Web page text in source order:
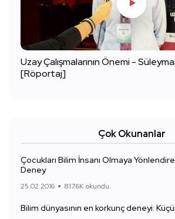
Uzay Çalışmalarının Önemi -
[Röportaj]
Çok Okunanlar
Çocukları Bilim İnsanı Olmaya
Deney
25.02.2016 817.6K okundu.
Bilim dünyasının en korkunç deneyi: